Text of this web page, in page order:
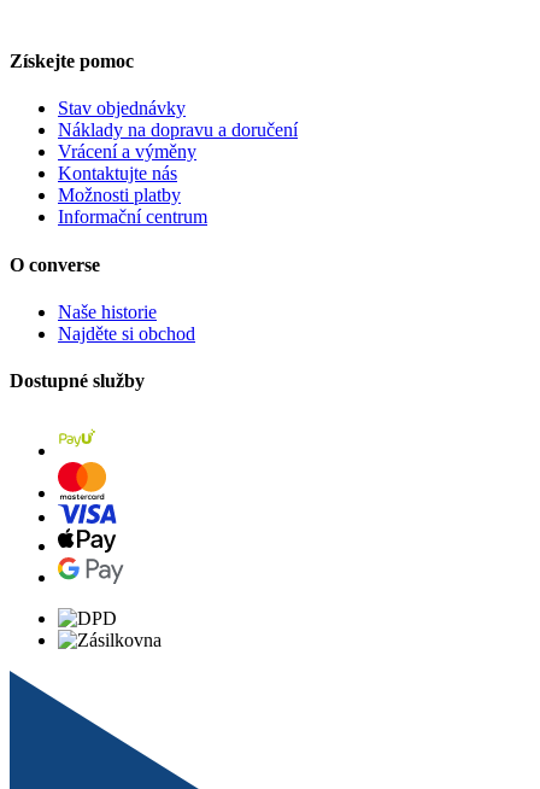
Získejte pomoc
Stav objednávky
Náklady na dopravu a doručení
Vrácení a výměny
Kontaktujte nás
Možnosti platby
Informační centrum
O converse
Naše historie
Najděte si obchod
Dostupné služby